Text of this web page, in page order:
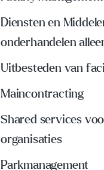
Diensten en
onderhandelen
Uitbesteden van
Maincontracting
Shared services
organisaties
Parkmanagement